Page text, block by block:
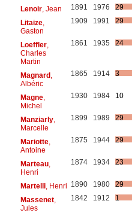
Lenoir, Jean 1891 1976
29
Litaize,
Gaston
1909 1991 29
Loeffler,
Charles
Martin
1861 1935 24
Magnard,
Albéric
1865 1914 3
Magne,
Michel
1930 1984 10
Manziarly,
Marcelle
1899 1989 29
Mariotte,
Antoine
1875 1944 29
Marteau,
Henri
1874 1934 23
Martelli, Henri 1890 1980
29
Massenet,
Jules
1842 1912 1